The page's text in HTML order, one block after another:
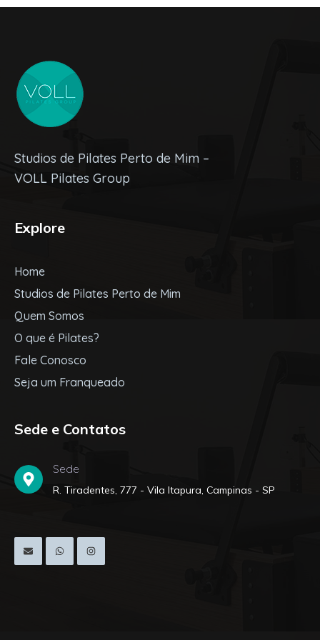
Studios de Pilates Perto de Mim –
VOLL Pilates Group
Explore
Home
Studios de Pilates Perto de Mim
Quem Somos
O que é Pilates?
Fale Conosco
Seja um Franqueado
Sede e Contatos
Sede
R. Tiradentes, 777 - Vila Itapura, Campinas - SP